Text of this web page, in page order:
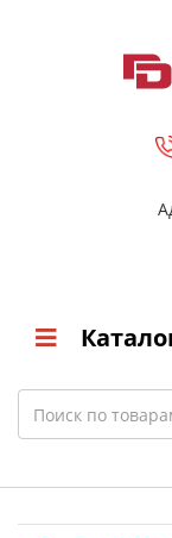
Search